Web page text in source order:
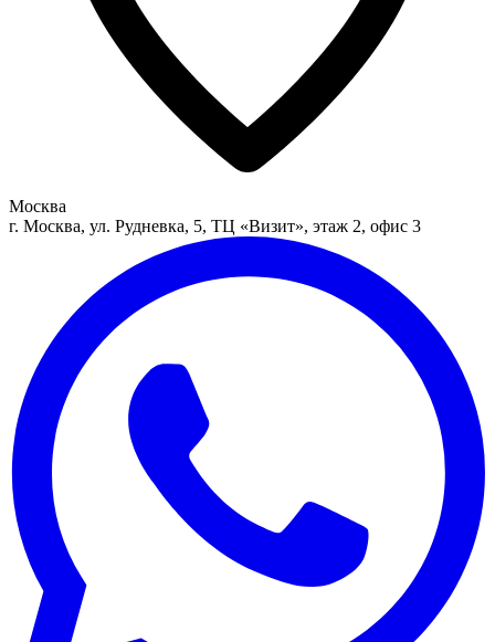
Москва
г. Москва, ул. Рудневка, 5, ТЦ «Визит», этаж 2, офис 3